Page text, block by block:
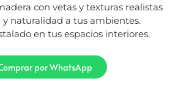
con vetas y texturas realistas
naturalidad a tus ambientes.
en tus espacios interiores.
por WhatsApp